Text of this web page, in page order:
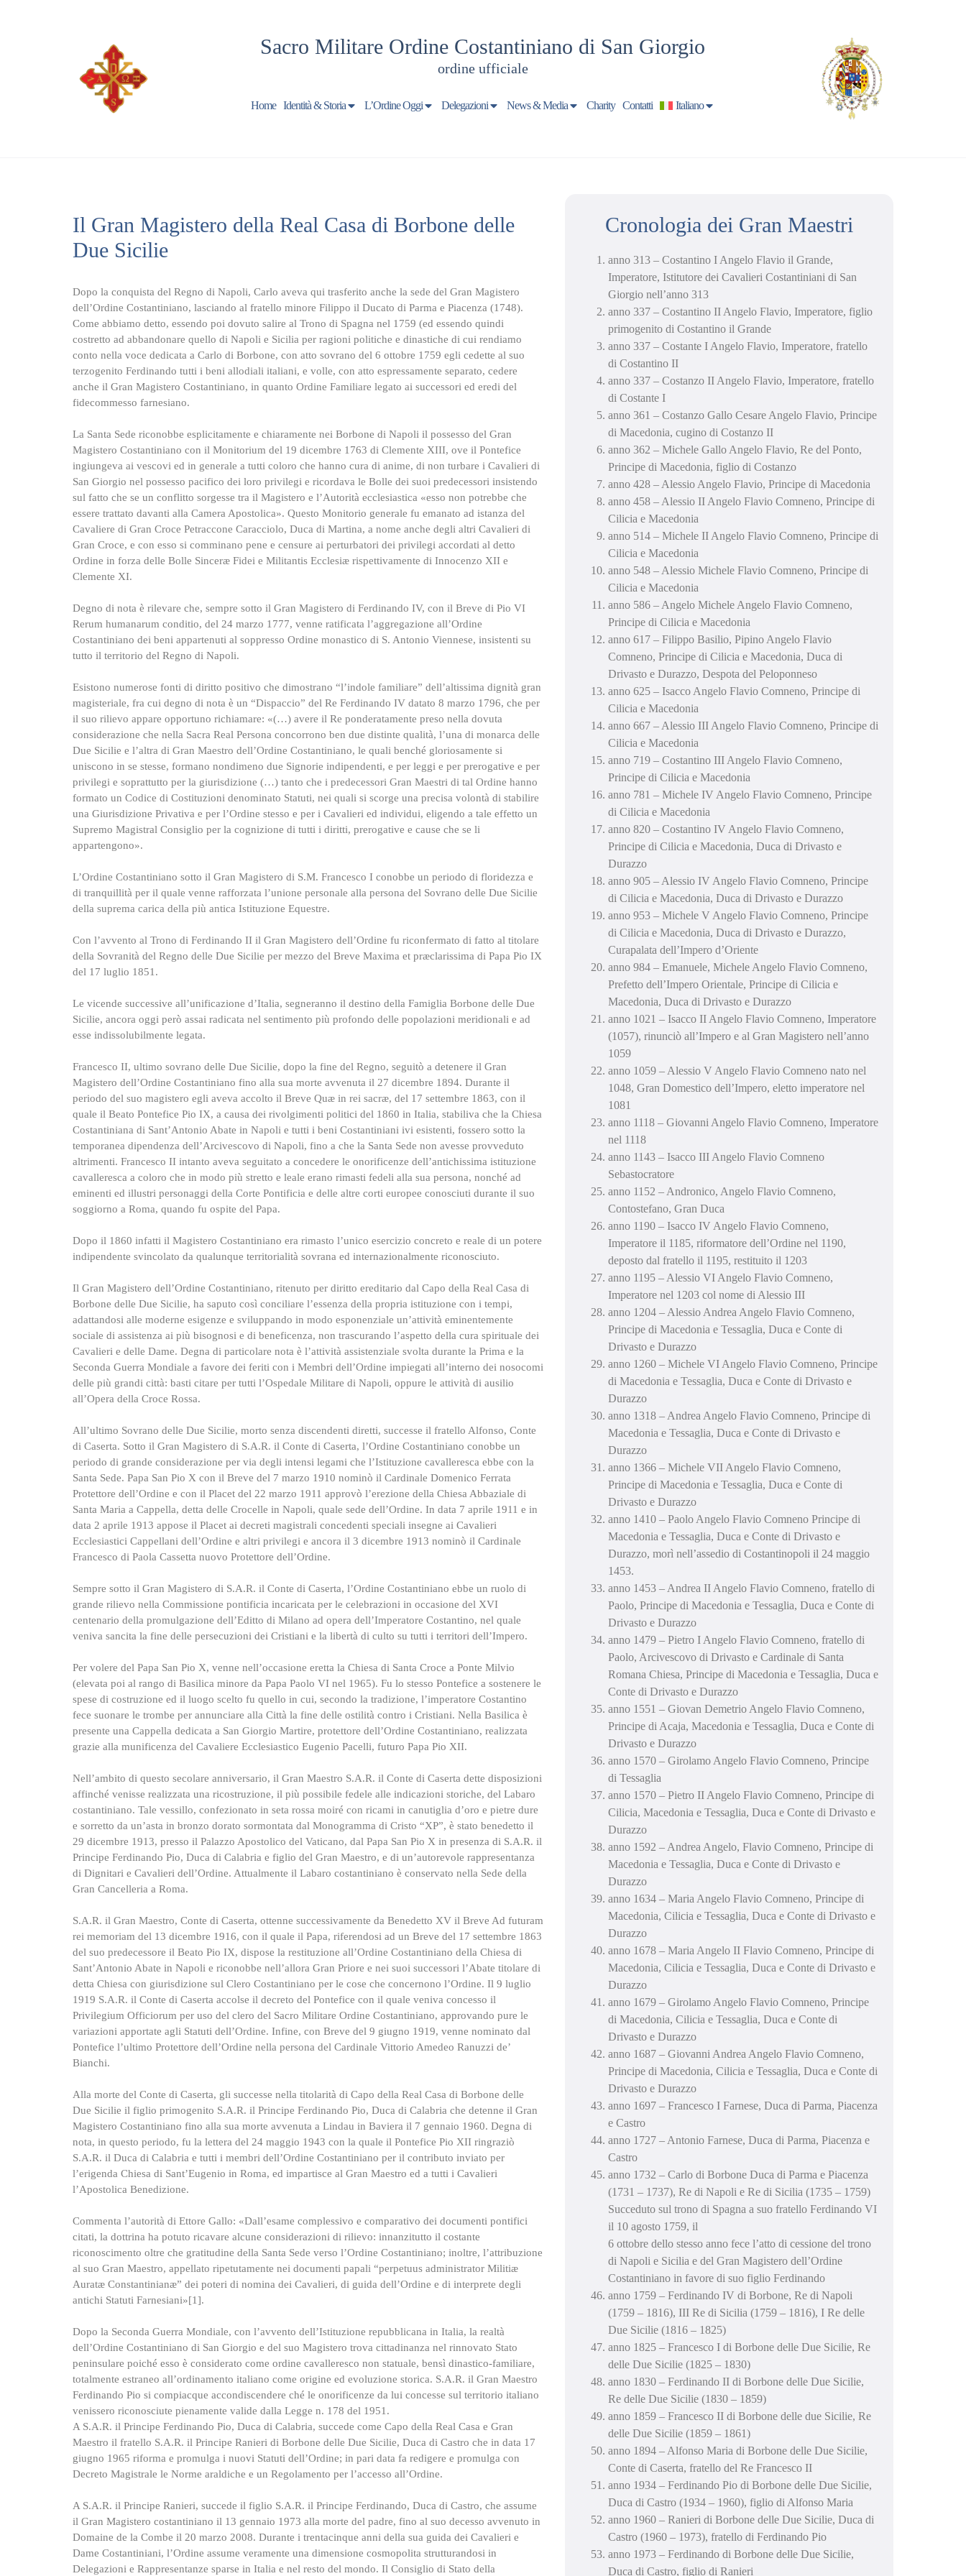
Sacro Militare Ordine Costantiniano di San Giorgio
ordine ufficiale
Home Identità & Storia L’Ordine Oggi Delegazioni News & Media Charity Contatti Italiano
Il Gran Magistero della Real Casa di Borbone delle
Due Sicilie
Dopo la conquista del Regno di Napoli, Carlo aveva qui trasferito anche la sede del Gran Magistero
dell’Ordine Costantiniano, lasciando al fratello minore Filippo il Ducato di Parma e Piacenza (1748).
Come abbiamo detto, essendo poi dovuto salire al Trono di Spagna nel 1759 (ed essendo quindi
costretto ad abbandonare quello di Napoli e Sicilia per ragioni politiche e dinastiche di cui rendiamo
conto nella voce dedicata a Carlo di Borbone, con atto sovrano del 6 ottobre 1759 egli cedette al suo
terzogenito Ferdinando tutti i beni allodiali italiani, e volle, con atto espressamente separato, cedere
anche il Gran Magistero Costantiniano, in quanto Ordine Familiare legato ai successori ed eredi del
fidecommesso farnesiano.
La Santa Sede riconobbe esplicitamente e chiaramente nei Borbone di Napoli il possesso del Gran
Magistero Costantiniano con il Monitorium del 19 dicembre 1763 di Clemente XIII, ove il Pontefice
ingiungeva ai vescovi ed in generale a tutti coloro che hanno cura di anime, di non turbare i Cavalieri di
San Giorgio nel possesso pacifico dei loro privilegi e ricordava le Bolle dei suoi predecessori insistendo
sul fatto che se un conflitto sorgesse tra il Magistero e l’Autorità ecclesiastica «esso non potrebbe che
essere trattato davanti alla Camera Apostolica». Questo Monitorio generale fu emanato ad istanza del
Cavaliere di Gran Croce Petraccone Caracciolo, Duca di Martina, a nome anche degli altri Cavalieri di
Gran Croce, e con esso si comminano pene e censure ai perturbatori dei privilegi accordati al detto
Ordine in forza delle Bolle Sinceræ Fidei e Militantis Ecclesiæ rispettivamente di Innocenzo XII e
Clemente XI.
Degno di nota è rilevare che, sempre sotto il Gran Magistero di Ferdinando IV, con il Breve di Pio VI
Rerum humanarum conditio, del 24 marzo 1777, venne ratificata l’aggregazione all’Ordine
Costantiniano dei beni appartenuti al soppresso Ordine monastico di S. Antonio Viennese, insistenti su
tutto il territorio del Regno di Napoli.
Esistono numerose fonti di diritto positivo che dimostrano “l’indole familiare” dell’altissima dignità gran
magisteriale, fra cui degno di nota è un “Dispaccio” del Re Ferdinando IV datato 8 marzo 1796, che per
il suo rilievo appare opportuno richiamare: «(…) avere il Re ponderatamente preso nella dovuta
considerazione che nella Sacra Real Persona concorrono ben due distinte qualità, l’una di monarca delle
Due Sicilie e l’altra di Gran Maestro dell’Ordine Costantiniano, le quali benché gloriosamente si
uniscono in se stesse, formano nondimeno due Signorie indipendenti, e per leggi e per prerogative e per
privilegi e soprattutto per la giurisdizione (…) tanto che i predecessori Gran Maestri di tal Ordine hanno
formato un Codice di Costituzioni denominato Statuti, nei quali si scorge una precisa volontà di stabilire
una Giurisdizione Privativa e per l’Ordine stesso e per i Cavalieri ed individui, eligendo a tale effetto un
Supremo Magistral Consiglio per la cognizione di tutti i diritti, prerogative e cause che se li
appartengono».
L’Ordine Costantiniano sotto il Gran Magistero di S.M. Francesco I conobbe un periodo di floridezza e
di tranquillità per il quale venne rafforzata l’unione personale alla persona del Sovrano delle Due Sicilie
della suprema carica della più antica Istituzione Equestre.
Con l’avvento al Trono di Ferdinando II il Gran Magistero dell’Ordine fu riconfermato di fatto al titolare
della Sovranità del Regno delle Due Sicilie per mezzo del Breve Maxima et præclarissima di Papa Pio IX
del 17 luglio 1851.
Le vicende successive all’unificazione d’Italia, segneranno il destino della Famiglia Borbone delle Due
Sicilie, ancora oggi però assai radicata nel sentimento più profondo delle popolazioni meridionali e ad
esse indissolubilmente legata.
Francesco II, ultimo sovrano delle Due Sicilie, dopo la fine del Regno, seguitò a detenere il Gran
Magistero dell’Ordine Costantiniano fino alla sua morte avvenuta il 27 dicembre 1894. Durante il
periodo del suo magistero egli aveva accolto il Breve Quæ in rei sacræ, del 17 settembre 1863, con il
quale il Beato Pontefice Pio IX, a causa dei rivolgimenti politici del 1860 in Italia, stabiliva che la Chiesa
Costantiniana di Sant’Antonio Abate in Napoli e tutti i beni Costantiniani ivi esistenti, fossero sotto la
temporanea dipendenza dell’Arcivescovo di Napoli, fino a che la Santa Sede non avesse provveduto
altrimenti. Francesco II intanto aveva seguitato a concedere le onorificenze dell’antichissima istituzione
cavalleresca a coloro che in modo più stretto e leale erano rimasti fedeli alla sua persona, nonché ad
eminenti ed illustri personaggi della Corte Pontificia e delle altre corti europee conosciuti durante il suo
soggiorno a Roma, quando fu ospite del Papa.
Dopo il 1860 infatti il Magistero Costantiniano era rimasto l’unico esercizio concreto e reale di un potere
indipendente svincolato da qualunque territorialità sovrana ed internazionalmente riconosciuto.
Il Gran Magistero dell’Ordine Costantiniano, ritenuto per diritto ereditario dal Capo della Real Casa di
Borbone delle Due Sicilie, ha saputo così conciliare l’essenza della propria istituzione con i tempi,
adattandosi alle moderne esigenze e sviluppando in modo esponenziale un’attività eminentemente
sociale di assistenza ai più bisognosi e di beneficenza, non trascurando l’aspetto della cura spirituale dei
Cavalieri e delle Dame. Degna di particolare nota è l’attività assistenziale svolta durante la Prima e la
Seconda Guerra Mondiale a favore dei feriti con i Membri dell’Ordine impiegati all’interno dei nosocomi
delle più grandi città: basti citare per tutti l’Ospedale Militare di Napoli, oppure le attività di ausilio
all’Opera della Croce Rossa.
All’ultimo Sovrano delle Due Sicilie, morto senza discendenti diretti, successe il fratello Alfonso, Conte
di Caserta. Sotto il Gran Magistero di S.A.R. il Conte di Caserta, l’Ordine Costantiniano conobbe un
periodo di grande considerazione per via degli intensi legami che l’Istituzione cavalleresca ebbe con la
Santa Sede. Papa San Pio X con il Breve del 7 marzo 1910 nominò il Cardinale Domenico Ferrata
Protettore dell’Ordine e con il Placet del 22 marzo 1911 approvò l’erezione della Chiesa Abbaziale di
Santa Maria a Cappella, detta delle Crocelle in Napoli, quale sede dell’Ordine. In data 7 aprile 1911 e in
data 2 aprile 1913 appose il Placet ai decreti magistrali concedenti speciali insegne ai Cavalieri
Ecclesiastici Cappellani dell’Ordine e altri privilegi e ancora il 3 dicembre 1913 nominò il Cardinale
Francesco di Paola Cassetta nuovo Protettore dell’Ordine.
Sempre sotto il Gran Magistero di S.A.R. il Conte di Caserta, l’Ordine Costantiniano ebbe un ruolo di
grande rilievo nella Commissione pontificia incaricata per le celebrazioni in occasione del XVI
centenario della promulgazione dell’Editto di Milano ad opera dell’Imperatore Costantino, nel quale
veniva sancita la fine delle persecuzioni dei Cristiani e la libertà di culto su tutti i territori dell’Impero.
Per volere del Papa San Pio X, venne nell’occasione eretta la Chiesa di Santa Croce a Ponte Milvio
(elevata poi al rango di Basilica minore da Papa Paolo VI nel 1965). Fu lo stesso Pontefice a sostenere le
spese di costruzione ed il luogo scelto fu quello in cui, secondo la tradizione, l’imperatore Costantino
fece suonare le trombe per annunciare alla Città la fine delle ostilità contro i Cristiani. Nella Basilica è
presente una Cappella dedicata a San Giorgio Martire, protettore dell’Ordine Costantiniano, realizzata
grazie alla munificenza del Cavaliere Ecclesiastico Eugenio Pacelli, futuro Papa Pio XII.
Nell’ambito di questo secolare anniversario, il Gran Maestro S.A.R. il Conte di Caserta dette disposizioni
affinché venisse realizzata una ricostruzione, il più possibile fedele alle indicazioni storiche, del Labaro
costantiniano. Tale vessillo, confezionato in seta rossa moiré con ricami in canutiglia d’oro e pietre dure
e sorretto da un’asta in bronzo dorato sormontata dal Monogramma di Cristo “XP”, è stato benedetto il
29 dicembre 1913, presso il Palazzo Apostolico del Vaticano, dal Papa San Pio X in presenza di S.A.R. il
Principe Ferdinando Pio, Duca di Calabria e figlio del Gran Maestro, e di un’autorevole rappresentanza
di Dignitari e Cavalieri dell’Ordine. Attualmente il Labaro costantiniano è conservato nella Sede della
Gran Cancelleria a Roma.
S.A.R. il Gran Maestro, Conte di Caserta, ottenne successivamente da Benedetto XV il Breve Ad futuram
rei memoriam del 13 dicembre 1916, con il quale il Papa, riferendosi ad un Breve del 17 settembre 1863
del suo predecessore il Beato Pio IX, dispose la restituzione all’Ordine Costantiniano della Chiesa di
Sant’Antonio Abate in Napoli e riconobbe nell’allora Gran Priore e nei suoi successori l’Abate titolare di
detta Chiesa con giurisdizione sul Clero Costantiniano per le cose che concernono l’Ordine. Il 9 luglio
1919 S.A.R. il Conte di Caserta accolse il decreto del Pontefice con il quale veniva concesso il
Privilegium Officiorum per uso del clero del Sacro Militare Ordine Costantiniano, approvando pure le
variazioni apportate agli Statuti dell’Ordine. Infine, con Breve del 9 giugno 1919, venne nominato dal
Pontefice l’ultimo Protettore dell’Ordine nella persona del Cardinale Vittorio Amedeo Ranuzzi de’
Bianchi.
Alla morte del Conte di Caserta, gli successe nella titolarità di Capo della Real Casa di Borbone delle
Due Sicilie il figlio primogenito S.A.R. il Principe Ferdinando Pio, Duca di Calabria che detenne il Gran
Magistero Costantiniano fino alla sua morte avvenuta a Lindau in Baviera il 7 gennaio 1960. Degna di
nota, in questo periodo, fu la lettera del 24 maggio 1943 con la quale il Pontefice Pio XII ringraziò
S.A.R. il Duca di Calabria e tutti i membri dell’Ordine Costantiniano per il contributo inviato per
l’erigenda Chiesa di Sant’Eugenio in Roma, ed impartisce al Gran Maestro ed a tutti i Cavalieri
l’Apostolica Benedizione.
Commenta l’autorità di Ettore Gallo: «Dall’esame complessivo e comparativo dei documenti pontifici
citati, la dottrina ha potuto ricavare alcune considerazioni di rilievo: innanzitutto il costante
riconoscimento oltre che gratitudine della Santa Sede verso l’Ordine Costantiniano; inoltre, l’attribuzione
al suo Gran Maestro, appellato ripetutamente nei documenti papali “perpetuus administrator Militiæ
Auratæ Constantinianæ” dei poteri di nomina dei Cavalieri, di guida dell’Ordine e di interprete degli
antichi Statuti Farnesiani»[1].
Dopo la Seconda Guerra Mondiale, con l’avvento dell’Istituzione repubblicana in Italia, la realtà
dell’Ordine Costantiniano di San Giorgio e del suo Magistero trova cittadinanza nel rinnovato Stato
peninsulare poiché esso è considerato come ordine cavalleresco non statuale, bensì dinastico-familiare,
totalmente estraneo all’ordinamento italiano come origine ed evoluzione storica. S.A.R. il Gran Maestro
Ferdinando Pio si compiacque accondiscendere ché le onorificenze da lui concesse sul territorio italiano
venissero riconosciute pienamente valide dalla Legge n. 178 del 1951.
A S.A.R. il Principe Ferdinando Pio, Duca di Calabria, succede come Capo della Real Casa e Gran
Maestro il fratello S.A.R. il Principe Ranieri di Borbone delle Due Sicilie, Duca di Castro che in data 17
giugno 1965 riforma e promulga i nuovi Statuti dell’Ordine; in pari data fa redigere e promulga con
Decreto Magistrale le Norme araldiche e un Regolamento per l’accesso all’Ordine.
A S.A.R. il Principe Ranieri, succede il figlio S.A.R. il Principe Ferdinando, Duca di Castro, che assume
il Gran Magistero costantiniano il 13 gennaio 1973 alla morte del padre, fino al suo decesso avvenuto in
Domaine de la Combe il 20 marzo 2008. Durante i trentacinque anni della sua guida dei Cavalieri e
Dame Costantiniani, l’Ordine assume veramente una dimensione cosmopolita strutturandosi in
Delegazioni e Rappresentanze sparse in Italia e nel resto del mondo. Il Consiglio di Stato della
Cronologia dei Gran Maestri
anno 313 – Costantino I Angelo Flavio il Grande,
Imperatore, Istitutore dei Cavalieri Costantiniani di San
Giorgio nell’anno 313
anno 337 – Costantino II Angelo Flavio, Imperatore, figlio
primogenito di Costantino il Grande
anno 337 – Costante I Angelo Flavio, Imperatore, fratello
di Costantino II
anno 337 – Costanzo II Angelo Flavio, Imperatore, fratello
di Costante I
anno 361 – Costanzo Gallo Cesare Angelo Flavio, Principe
di Macedonia, cugino di Costanzo II
anno 362 – Michele Gallo Angelo Flavio, Re del Ponto,
Principe di Macedonia, figlio di Costanzo
anno 428 – Alessio Angelo Flavio, Principe di Macedonia
anno 458 – Alessio II Angelo Flavio Comneno, Principe di
Cilicia e Macedonia
anno 514 – Michele II Angelo Flavio Comneno, Principe di
Cilicia e Macedonia
anno 548 – Alessio Michele Flavio Comneno, Principe di
Cilicia e Macedonia
anno 586 – Angelo Michele Angelo Flavio Comneno,
Principe di Cilicia e Macedonia
anno 617 – Filippo Basilio, Pipino Angelo Flavio
Comneno, Principe di Cilicia e Macedonia, Duca di
Drivasto e Durazzo, Despota del Peloponneso
anno 625 – Isacco Angelo Flavio Comneno, Principe di
Cilicia e Macedonia
anno 667 – Alessio III Angelo Flavio Comneno, Principe di
Cilicia e Macedonia
anno 719 – Costantino III Angelo Flavio Comneno,
Principe di Cilicia e Macedonia
anno 781 – Michele IV Angelo Flavio Comneno, Principe
di Cilicia e Macedonia
anno 820 – Costantino IV Angelo Flavio Comneno,
Principe di Cilicia e Macedonia, Duca di Drivasto e
Durazzo
anno 905 – Alessio IV Angelo Flavio Comneno, Principe
di Cilicia e Macedonia, Duca di Drivasto e Durazzo
anno 953 – Michele V Angelo Flavio Comneno, Principe
di Cilicia e Macedonia, Duca di Drivasto e Durazzo,
Curapalata dell’Impero d’Oriente
anno 984 – Emanuele, Michele Angelo Flavio Comneno,
Prefetto dell’Impero Orientale, Principe di Cilicia e
Macedonia, Duca di Drivasto e Durazzo
anno 1021 – Isacco II Angelo Flavio Comneno, Imperatore
(1057), rinunciò all’Impero e al Gran Magistero nell’anno
1059
anno 1059 – Alessio V Angelo Flavio Comneno nato nel
1048, Gran Domestico dell’Impero, eletto imperatore nel
1081
anno 1118 – Giovanni Angelo Flavio Comneno, Imperatore
nel 1118
anno 1143 – Isacco III Angelo Flavio Comneno
Sebastocratore
anno 1152 – Andronico, Angelo Flavio Comneno,
Contostefano, Gran Duca
anno 1190 – Isacco IV Angelo Flavio Comneno,
Imperatore il 1185, riformatore dell’Ordine nel 1190,
deposto dal fratello il 1195, restituito il 1203
anno 1195 – Alessio VI Angelo Flavio Comneno,
Imperatore nel 1203 col nome di Alessio III
anno 1204 – Alessio Andrea Angelo Flavio Comneno,
Principe di Macedonia e Tessaglia, Duca e Conte di
Drivasto e Durazzo
anno 1260 – Michele VI Angelo Flavio Comneno, Principe
di Macedonia e Tessaglia, Duca e Conte di Drivasto e
Durazzo
anno 1318 – Andrea Angelo Flavio Comneno, Principe di
Macedonia e Tessaglia, Duca e Conte di Drivasto e
Durazzo
anno 1366 – Michele VII Angelo Flavio Comneno,
Principe di Macedonia e Tessaglia, Duca e Conte di
Drivasto e Durazzo
anno 1410 – Paolo Angelo Flavio Comneno Principe di
Macedonia e Tessaglia, Duca e Conte di Drivasto e
Durazzo, morì nell’assedio di Costantinopoli il 24 maggio
1453.
anno 1453 – Andrea II Angelo Flavio Comneno, fratello di
Paolo, Principe di Macedonia e Tessaglia, Duca e Conte di
Drivasto e Durazzo
anno 1479 – Pietro I Angelo Flavio Comneno, fratello di
Paolo, Arcivescovo di Drivasto e Cardinale di Santa
Romana Chiesa, Principe di Macedonia e Tessaglia, Duca e
Conte di Drivasto e Durazzo
anno 1551 – Giovan Demetrio Angelo Flavio Comneno,
Principe di Acaja, Macedonia e Tessaglia, Duca e Conte di
Drivasto e Durazzo
anno 1570 – Girolamo Angelo Flavio Comneno, Principe
di Tessaglia
anno 1570 – Pietro II Angelo Flavio Comneno, Principe di
Cilicia, Macedonia e Tessaglia, Duca e Conte di Drivasto e
Durazzo
anno 1592 – Andrea Angelo, Flavio Comneno, Principe di
Macedonia e Tessaglia, Duca e Conte di Drivasto e
Durazzo
anno 1634 – Maria Angelo Flavio Comneno, Principe di
Macedonia, Cilicia e Tessaglia, Duca e Conte di Drivasto e
Durazzo
anno 1678 – Maria Angelo II Flavio Comneno, Principe di
Macedonia, Cilicia e Tessaglia, Duca e Conte di Drivasto e
Durazzo
anno 1679 – Girolamo Angelo Flavio Comneno, Principe
di Macedonia, Cilicia e Tessaglia, Duca e Conte di
Drivasto e Durazzo
anno 1687 – Giovanni Andrea Angelo Flavio Comneno,
Principe di Macedonia, Cilicia e Tessaglia, Duca e Conte di
Drivasto e Durazzo
anno 1697 – Francesco I Farnese, Duca di Parma, Piacenza
e Castro
anno 1727 – Antonio Farnese, Duca di Parma, Piacenza e
Castro
anno 1732 – Carlo di Borbone Duca di Parma e Piacenza
(1731 – 1737), Re di Napoli e Re di Sicilia (1735 – 1759)
Succeduto sul trono di Spagna a suo fratello Ferdinando VI
il 10 agosto 1759, il
6 ottobre dello stesso anno fece l’atto di cessione del trono
di Napoli e Sicilia e del Gran Magistero dell’Ordine
Costantiniano in favore di suo figlio Ferdinando
anno 1759 – Ferdinando IV di Borbone, Re di Napoli
(1759 – 1816), III Re di Sicilia (1759 – 1816), I Re delle
Due Sicilie (1816 – 1825)
anno 1825 – Francesco I di Borbone delle Due Sicilie, Re
delle Due Sicilie (1825 – 1830)
anno 1830 – Ferdinando II di Borbone delle Due Sicilie,
Re delle Due Sicilie (1830 – 1859)
anno 1859 – Francesco II di Borbone delle due Sicilie, Re
delle Due Sicilie (1859 – 1861)
anno 1894 – Alfonso Maria di Borbone delle Due Sicilie,
Conte di Caserta, fratello del Re Francesco II
anno 1934 – Ferdinando Pio di Borbone delle Due Sicilie,
Duca di Castro (1934 – 1960), figlio di Alfonso Maria
anno 1960 – Ranieri di Borbone delle Due Sicilie, Duca di
Castro (1960 – 1973), fratello di Ferdinando Pio
anno 1973 – Ferdinando di Borbone delle Due Sicilie,
Duca di Castro, figlio di Ranieri